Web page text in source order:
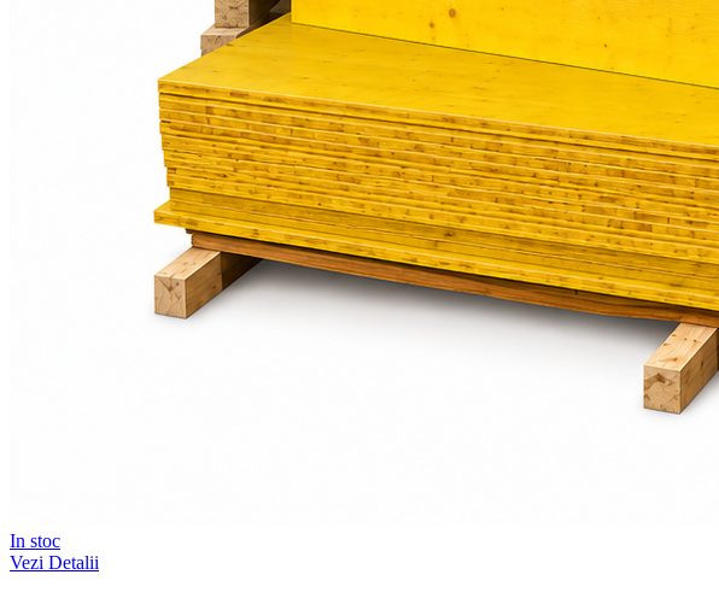
In stoc
Vezi Detalii